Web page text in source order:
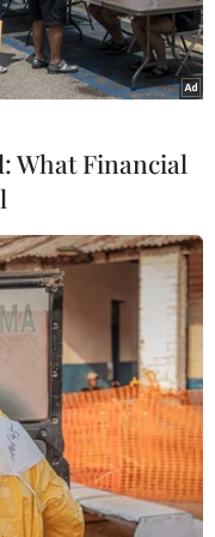
Hướng Phùng 2 và
Thủy/TTXVN)
năm tái lập lại
ngày 27/6,
Một thành viên
lễ khởi công
What Financial